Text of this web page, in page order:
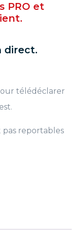
PRO et
direct.
télédéclarer
pas reportables